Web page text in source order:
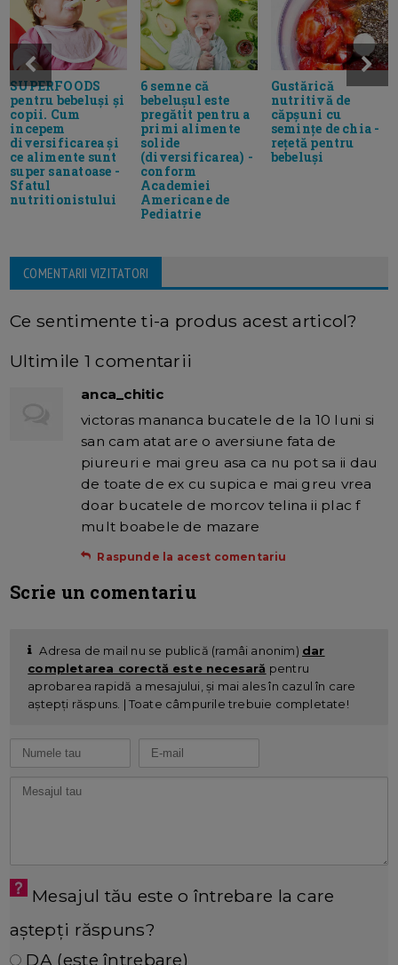
SUPERFOODS
pentru bebeluși și
copii. Cum
incepem
diversificarea și
ce alimente sunt
super sanatoase -
Sfatul
nutritionistului
6 semne că
bebelușul este
pregătit pentru a
primi alimente
solide
(diversificarea) -
conform
Academiei
Americane de
Pediatrie
Gustărică
nutritivă de
căpșuni cu
semințe de chia -
rețetă pentru
bebeluși
COMENTARII VIZITATORI
Ce sentimente ti-a produs acest articol?
Ultimile 1 comentarii
anca_chitic
victoras mananca bucatele de la 10 luni si
san cam atat are o aversiune fata de
piureuri e mai greu asa ca nu pot sa ii dau
de toate de ex cu supica e mai greu vrea
doar bucatele de morcov telina ii plac f
mult boabele de mazare
Raspunde la acest comentariu
Scrie un comentariu
Adresa de mail nu se publică (ramâi anonim) dar
completarea corectă este necesară pentru
aprobarea rapidă a mesajului, și mai ales în cazul în care
aștepți răspuns. | Toate câmpurile trebuie completate!
Mesajul tău este o întrebare la care
aștepți răspuns?
DA (este întrebare)